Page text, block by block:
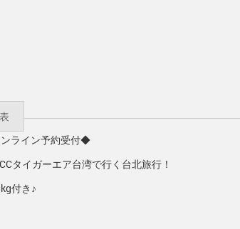
ライン予約受付◆
タイガーエア台湾で行く台北旅行！
付き♪